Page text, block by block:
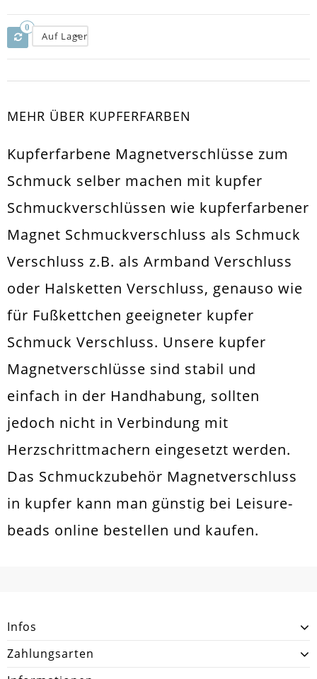
0
Auf Lager
MEHR ÜBER KUPFERFARBEN
Kupferfarbene Magnetverschlüsse zum
Schmuck selber machen mit kupfer
Schmuckverschlüssen wie kupferfarbener
Magnet Schmuckverschluss als Schmuck
Verschluss z.B. als Armband Verschluss
oder Halsketten Verschluss, genauso wie
für Fußkettchen geeigneter kupfer
Schmuck Verschluss. Unsere kupfer
Magnetverschlüsse sind stabil und
einfach in der Handhabung, sollten
jedoch nicht in Verbindung mit
Herzschrittmachern eingesetzt werden.
Das Schmuckzubehör Magnetverschluss
in kupfer kann man günstig bei Leisure-
beads online bestellen und kaufen.
Infos
Zahlungsarten